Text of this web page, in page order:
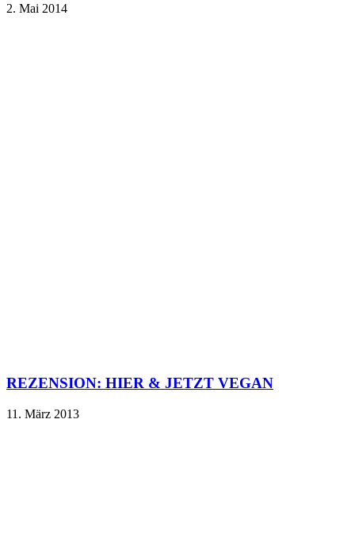
2. Mai 2014
REZENSION: HIER & JETZT VEGAN
11. März 2013